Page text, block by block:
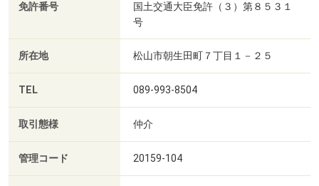
免許番号
国土交通大臣免許（３）第８５３１
号
所在地 松山市朝生田町７丁目１－２５
TEL 089-993-8504
取引態様 仲介
管理コード 20159-104